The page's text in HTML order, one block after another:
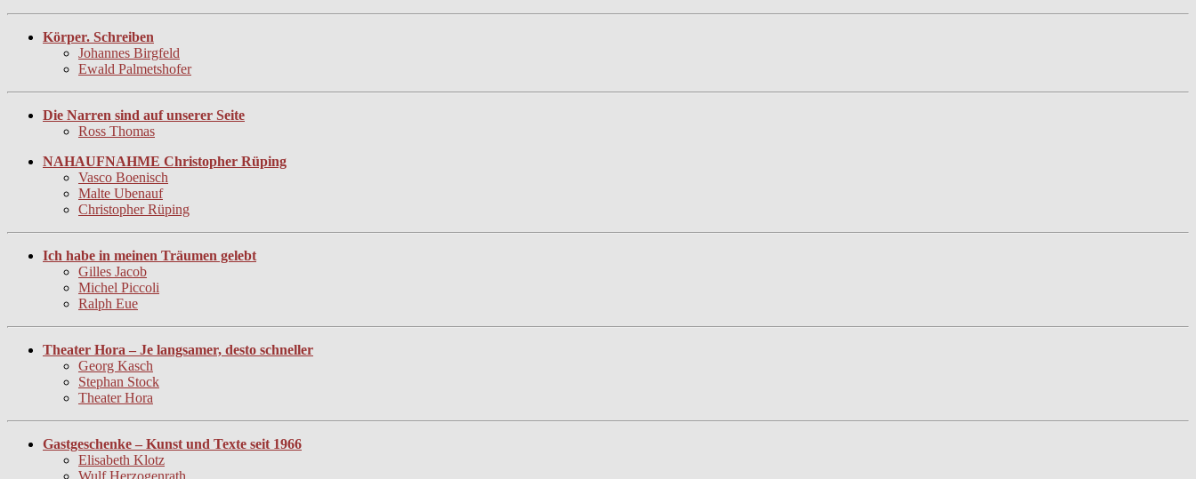
Körper. Schreiben
Johannes Birgfeld
Ewald Palmetshofer
Die Narren sind auf unserer Seite
Ross Thomas
NAHAUFNAHME Christopher Rüping
Vasco Boenisch
Malte Ubenauf
Christopher Rüping
Ich habe in meinen Träumen gelebt
Gilles Jacob
Michel Piccoli
Ralph Eue
Theater Hora – Je langsamer, desto schneller
Georg Kasch
Stephan Stock
Theater Hora
Gastgeschenke – Kunst und Texte seit 1966
Elisabeth Klotz